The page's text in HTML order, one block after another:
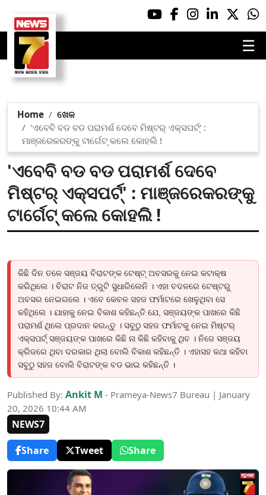
☰
Home
ଖେଳ
'ଏବେବି ବଡ ବଡ ପରାମର୍ଶ ଦେବେ ମିଷ୍ଟର୍ ଏକ୍ସପର୍ଟ୍' :
ମାଞ୍ଜରେକରଙ୍କୁ ଟାର୍ଗେଟ୍ କଲେ କୋହଲି !
'ଏବେବି ବଡ ବଡ ପରାମର୍ଶ ଦେବେ
ମିଷ୍ଟର୍ ଏକ୍ସପର୍ଟ୍' : ମାଞ୍ଜରେକରଙ୍କୁ
ଟାର୍ଗେଟ୍ କଲେ କୋହଲି !
କିଛି ଦିନ ତଳେ ସଞ୍ଜୟ ବିରାଟଙ୍କ ଟେଷ୍ଟ୍ ଅବସରକୁ ନେଇ କଟାକ୍ଷ
କରିଥିଲେ । ବିରାଟ ନିଜ ତ୍ରୁଟି ସୁଧାରିଲେନି । ଏହା ବଦଳରେ ଟେଷ୍ଟରୁ
ଅବସର ନେଇଗଲେ । ଏବେ କେବଳ ସହଜ ଫର୍ମାଟରେ ଖେଳୁଥିବା ସେ
କହିଥିଲେ । ଯାହାକୁ ନେଇ ବିକାଶ କହିଛନ୍ତି ଯେ, ସଞ୍ଜୟଙ୍କ ପାଖରେ କିଛି
ପରାମର୍ଶ ଥିଲେ ପ୍ରଦାନ କରନ୍ତୁ । ସବୁଠୁ ସହଜ ଫର୍ମାଟକୁ ନେଇ ମିଷ୍ଟର୍
ଏକ୍ସପର୍ଟ୍ ସଞ୍ଜୟଙ୍କ ପାଖରେ କିଛି ନା କିଛି କହିବାକୁ ଥିବ । ନିଜେ ସଞ୍ଜୟ
କ୍ରିଜରେ ଥିବା ଦରକାର ଥିଲା ବୋଲି ବିକାଶ କହିଛନ୍ତି । ଏହାସହ କଥା କହିବା
ସବୁଠୁ ସହଜ ବୋଲି ବିରାଟଙ୍କ ବଡ ଭାଇ କହିଛନ୍ତି ।
Published By: Ankit M - Prameya-News7 Bureau | January
20, 2026 10:44 AM
NEWS7
Share
Tweet Share